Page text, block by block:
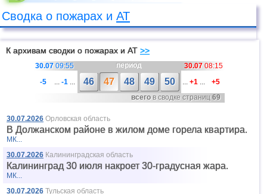
Сводка о пожарах и АТ
К архивам сводки о пожарах и АТ >>
30.07 09:55 период 30.07 08:15
-5
...-1 ... 46 47 48 49 50 ...+1 ...
+5
всегов сводке страниц69
30.07.2026 Орловская область
В Должанском районе в жилом доме горела квартира.
МК...
30.07.2026 Калининградская область
Калининград 30 июля накроет 30-градусная жара.
МК...
30.07.2026 Тульская область